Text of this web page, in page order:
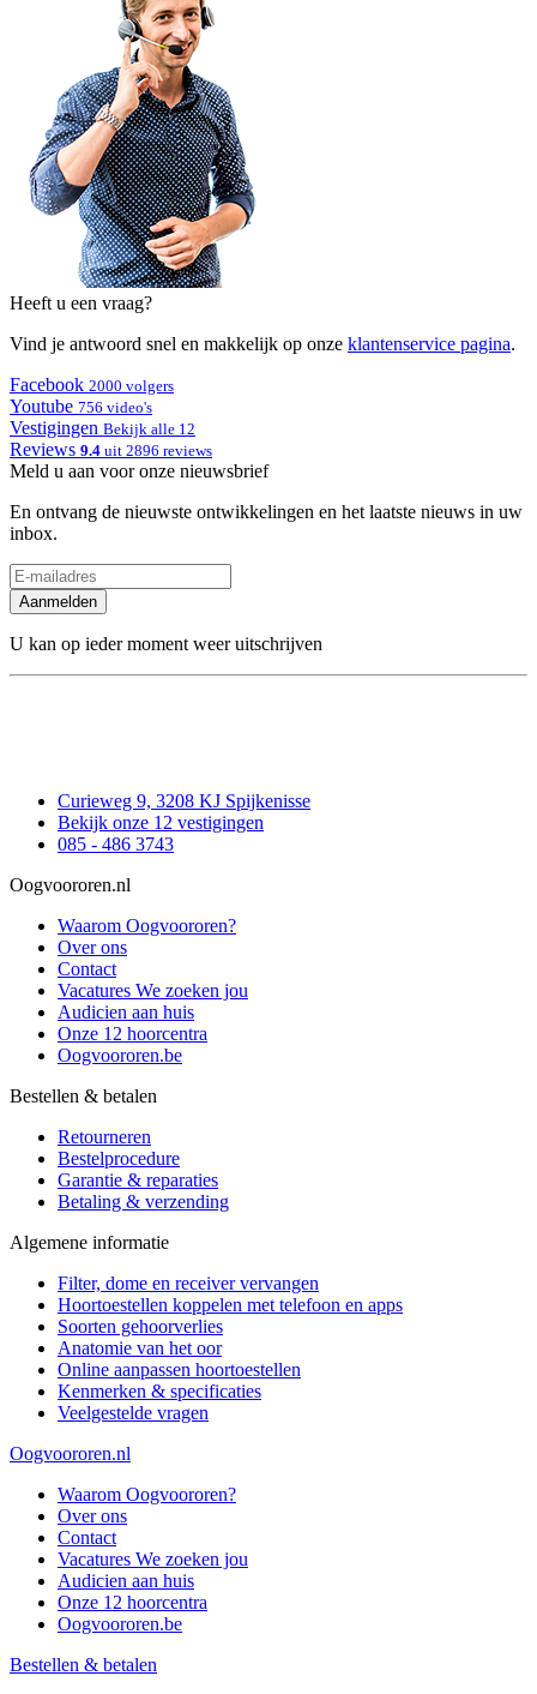
Heeft u een vraag?
Vind je antwoord snel en makkelijk op onze klantenservice pagina.
Facebook 2000 volgers
Youtube 756 video's
Vestigingen Bekijk alle 12
Reviews 9.4 uit 2896 reviews
Meld u aan voor onze nieuwsbrief
En ontvang de nieuwste ontwikkelingen en het laatste nieuws in uw
inbox.
Aanmelden
U kan op ieder moment weer uitschrijven
Curieweg 9, 3208 KJ Spijkenisse
Bekijk onze 12 vestigingen
085 - 486 3743
Oogvoororen.nl
Waarom Oogvoororen?
Over ons
Contact
Vacatures We zoeken jou
Audicien aan huis
Onze 12 hoorcentra
Oogvoororen.be
Bestellen & betalen
Retourneren
Bestelprocedure
Garantie & reparaties
Betaling & verzending
Algemene informatie
Filter, dome en receiver vervangen
Hoortoestellen koppelen met telefoon en apps
Soorten gehoorverlies
Anatomie van het oor
Online aanpassen hoortoestellen
Kenmerken & specificaties
Veelgestelde vragen
Oogvoororen.nl
Waarom Oogvoororen?
Over ons
Contact
Vacatures We zoeken jou
Audicien aan huis
Onze 12 hoorcentra
Oogvoororen.be
Bestellen & betalen